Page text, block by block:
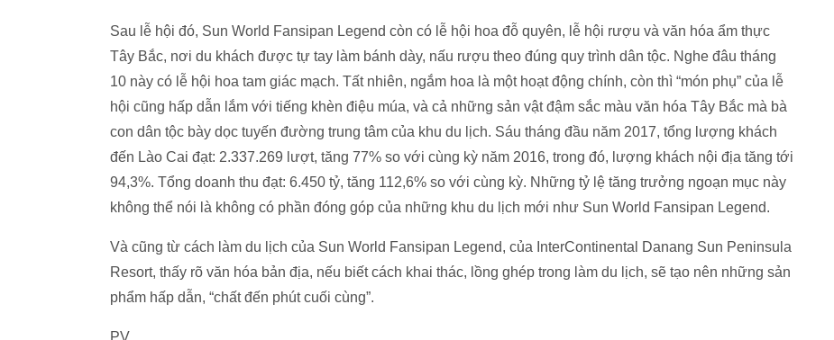
Sau lễ hội đó, Sun World Fansipan Legend còn có lễ hội hoa đỗ quyên, lễ hội rượu và văn hóa ẩm thực
Tây Bắc, nơi du khách được tự tay làm bánh dày, nấu rượu theo đúng quy trình dân tộc. Nghe đâu tháng
10 này có lễ hội hoa tam giác mạch. Tất nhiên, ngắm hoa là một hoạt động chính, còn thì “món phụ” của lễ
hội cũng hấp dẫn lắm với tiếng khèn điệu múa, và cả những sản vật đậm sắc màu văn hóa Tây Bắc mà bà
con dân tộc bày dọc tuyến đường trung tâm của khu du lịch. Sáu tháng đầu năm 2017, tổng lượng khách
đến Lào Cai đạt: 2.337.269 lượt, tăng 77% so với cùng kỳ năm 2016, trong đó, lượng khách nội địa tăng tới
94,3%. Tổng doanh thu đạt: 6.450 tỷ, tăng 112,6% so với cùng kỳ. Những tỷ lệ tăng trưởng ngoạn mục này
không thể nói là không có phần đóng góp của những khu du lịch mới như Sun World Fansipan Legend.
Và cũng từ cách làm du lịch của Sun World Fansipan Legend, của InterContinental Danang Sun Peninsula
Resort, thấy rõ văn hóa bản địa, nếu biết cách khai thác, lồng ghép trong làm du lịch, sẽ tạo nên những sản
phẩm hấp dẫn, “chất đến phút cuối cùng”.
PV